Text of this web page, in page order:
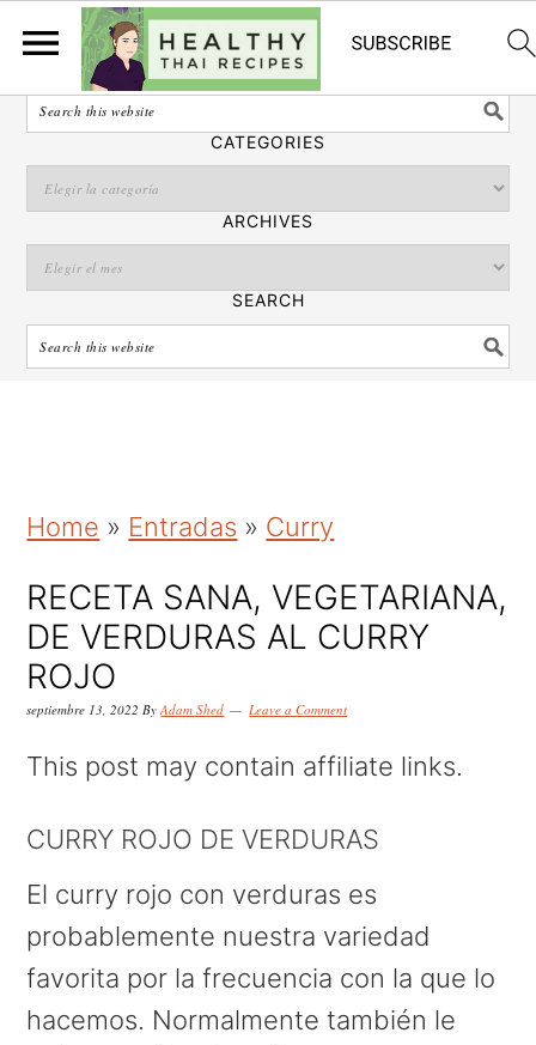
Español
SEARCH
CATEGORIES
ARCHIVES
SEARCH
k
i
p
t
o
i
r
y
k
i
p
t
o
i
o
n
k
i
p
t
o
i
r
y
Home » Entradas » Curry
RECETA SANA, VEGETARIANA,
DE VERDURAS AL CURRY
ROJO
septiembre 13, 2022 ByAdam Shed Leave a Comment
This post may contain affiliate links.
CURRY ROJO DE VERDURAS
El curry rojo con verduras es
probablemente nuestra variedad
favorita por la frecuencia con la que lo
hacemos. Normalmente también le